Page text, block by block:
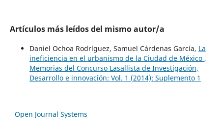
Artículos más leídos del mismo autor/a
Daniel Ochoa Rodríguez, Samuel Cárdenas García, La
ineficiencia en el urbanismo de la Ciudad de México ,
Memorias del Concurso Lasallista de Investigación,
Desarrollo e innovación: Vol. 1 (2014): Suplemento 1
Open Journal Systems